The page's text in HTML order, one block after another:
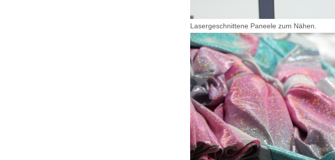
Lasergeschnittene Paneele zum Nähen.